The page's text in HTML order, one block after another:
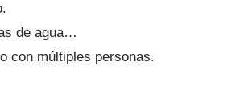
de agua…
con múltiples personas.